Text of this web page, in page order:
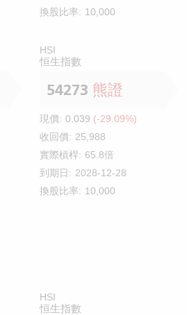
換股比率: 10,000
HSI
恒生指數
54273 熊證
現價: 0.039 (-29.09%)
收回價: 25,988
實際槓桿: 65.8倍
到期日: 2028-12-28
換股比率: 10,000
HSI
恒生指數